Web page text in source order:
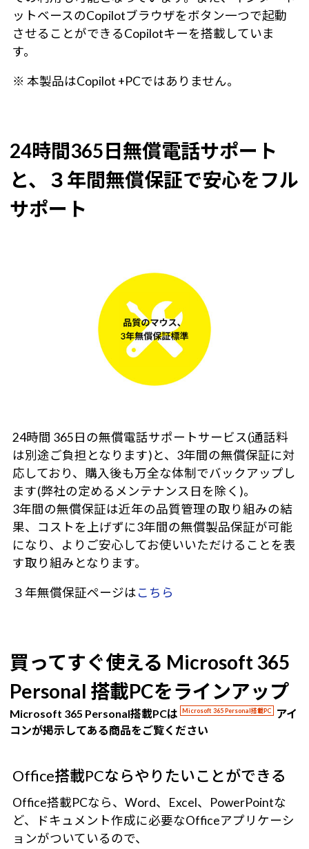
ットベースのCopilotブラウザをボタン一つで起動
させることができるCopilotキーを搭載していま
す。
※ 本製品はCopilot +PCではありません。
24時間365日無償電話サポート
と、３年間無償保証で安心をフル
サポート
24時間 365日の無償電話サポートサービス(通話料
は別途ご負担となります)と、3年間の無償保証に対
応しており、購入後も万全な体制でバックアップし
ます(弊社の定めるメンテナンス日を除く)。
3年間の無償保証は近年の品質管理の取り組みの結
果、コストを上げずに3年間の無償製品保証が可能
になり、よりご安心してお使いいただけることを表
す取り組みとなります。
３年無償保証ページはこちら
買ってすぐ使える Microsoft 365
Personal 搭載PCをラインアップ
Microsoft 365 Personal搭載PCは Microsoft 365 Personal搭載PC
アイ
コンが掲示してある商品をご覧ください
Office搭載PCならやりたいことができる
Office搭載PCなら、Word、Excel、PowerPointな
ど、ドキュメント作成に必要なOfficeアプリケーシ
ョンがついているので、